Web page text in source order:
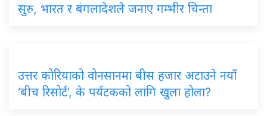
सुरु, भारत र बंगलादेशले जनाए गम्भीर चिन्ता
उत्तर कोरियाको वोनसानमा बीस हजार अटाउने नयाँ
‘बीच रिसोर्ट’, के पर्यटकको लागि खुला होला?